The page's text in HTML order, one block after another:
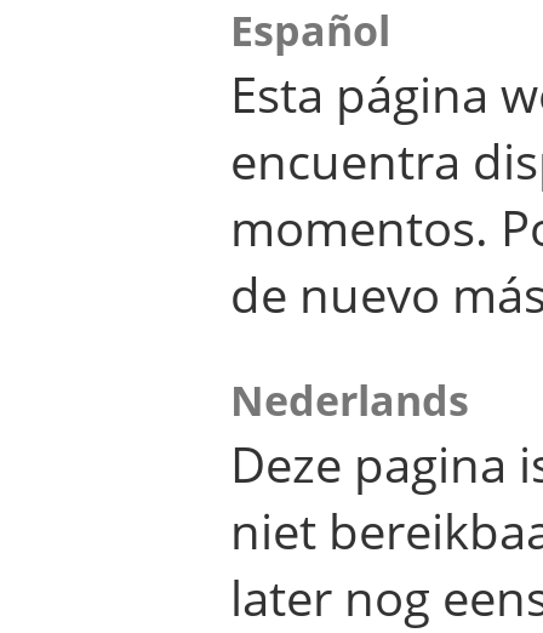
Español
Esta página
encuentra
momentos.
de nuevo
Nederlands
Deze pagina
niet
later nog